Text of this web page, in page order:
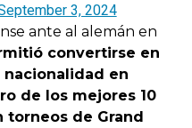
3, 2024
ante al alemán en
convertirse en
en
de los mejores 10
torneos de Grand